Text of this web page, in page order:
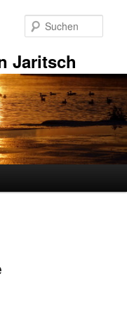
Jaritsch